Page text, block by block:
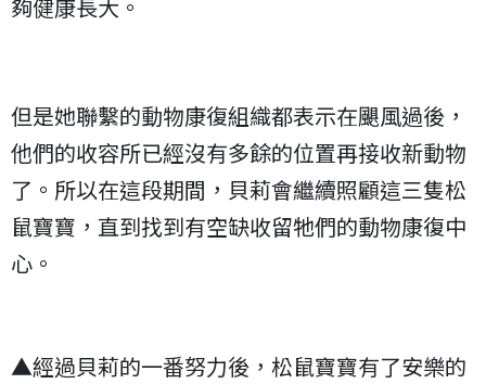
夠健康長大。
但是她聯繫的動物康復組織都表示在颶風過後，
他們的收容所已經沒有多餘的位置再接收新動物
了。所以在這段期間，貝莉會繼續照顧這三隻松
鼠寶寶，直到找到有空缺收留牠們的動物康復中
心。
▲經過貝莉的一番努力後，松鼠寶寶有了安樂的